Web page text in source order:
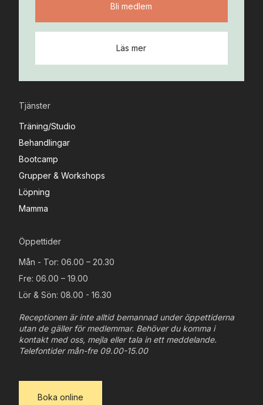
Tjänster
Träning/Studio
Behandlingar
Bootcamp
Grupper & Workshops
Löpning
Mamma
Öppettider
Mån - Tor: 06.00 – 20.30
Fre: 06.00 – 19.00
Lör & Sön: 08.00 - 16.30
Receptionen är inte alltid bemannad under öppettiderna
utan de gäller för medlemmar. Behöver du komma i
kontakt med oss, mejla eller tala in ett meddelande.
Telefontider mån-fre 09.00-15.00
Boka online
Bli medlem
Läs mer